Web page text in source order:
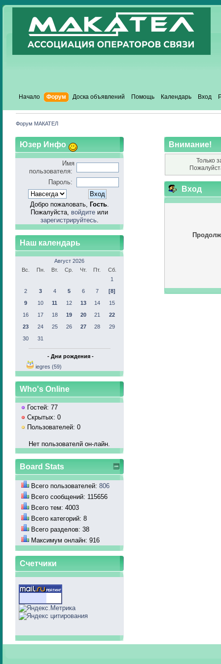
Начало Форум Доска объявлений Помощь Календарь Вход
Форум МАКАТЕЛ
Юзер Инфо
Имя
пользователя:
Пароль:
Добро пожаловать, Гость.
Пожалуйста, войдите или
зарегистрируйтесь.
Наш календарь
Август 2026
Вс.
Пн. Вт. Ср. Чт. Пт.
Сб.
1
2
3 4 5 6 7
[8]
9
10 11 12 13 14
15
16
17 18 19 20 21
22
23
24 25 26 27 28
29
30
31
- Дни рождения -
iegres (59)
Who's Online
Гостей: 77
Скрытых: 0
Пользователей: 0
Нет пользователй он-лайн.
Board Stats
Всего пользователей: 806
Всего сообщений: 115656
Всего тем: 4003
Всего категорий: 8
Всего разделов: 38
Максимум онлайн: 916
Счетчики
Внимание!
Только
Вход